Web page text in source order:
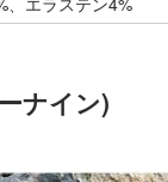
ナイン)